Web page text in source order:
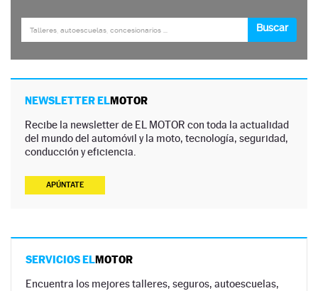
NEWSLETTER ELMOTOR
Recibe la newsletter de EL MOTOR con toda la actualidad
del mundo del automóvil y la moto, tecnología, seguridad,
conducción y eficiencia.
APÚNTATE
SERVICIOS ELMOTOR
Encuentra los mejores talleres, seguros, autoescuelas,